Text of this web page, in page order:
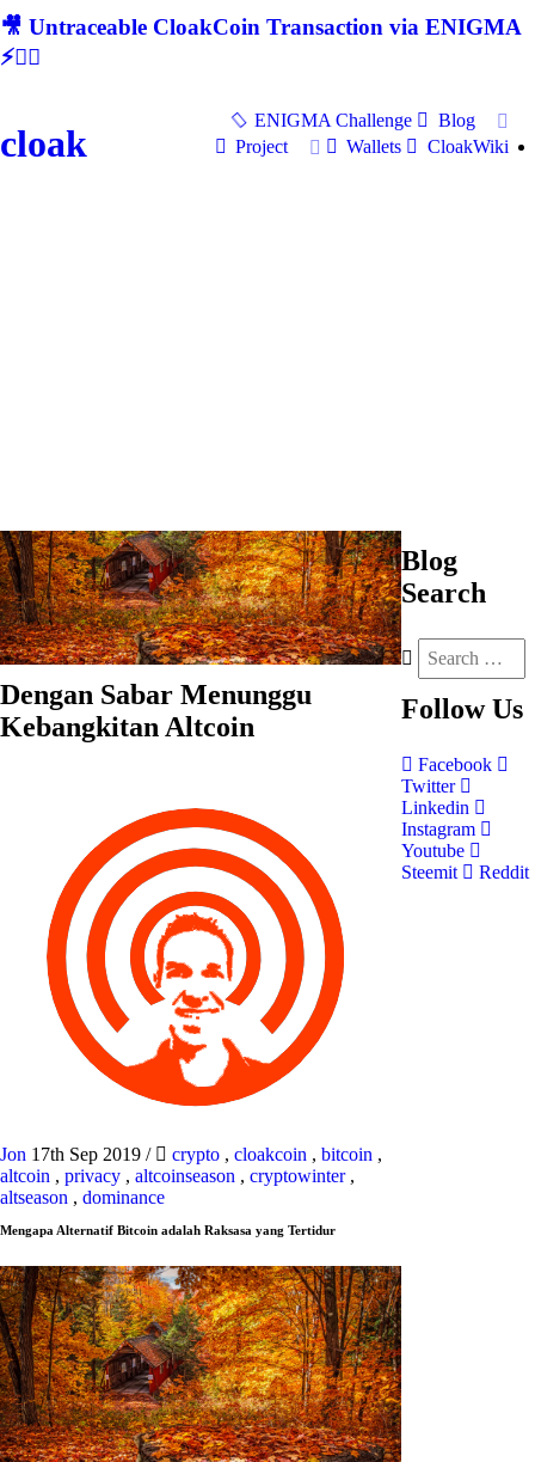
🎥 Untraceable CloakCoin Transaction via ENIGMA
⚡🕵‍♂
cloak
ENIGMA Challenge
Blog
Project
Wallets CloakWiki
Dengan Sabar Menunggu
Kebangkitan Altcoin
Jon 17th Sep 2019 / crypto , cloakcoin , bitcoin ,
altcoin , privacy , altcoinseason , cryptowinter,
altseason , dominance
Mengapa Alternatif Bitcoin adalah Raksasa yang Tertidur
Blog
Search
Follow Us
Facebook
Twitter
Linkedin
Instagram
Youtube
Steemit
Reddit